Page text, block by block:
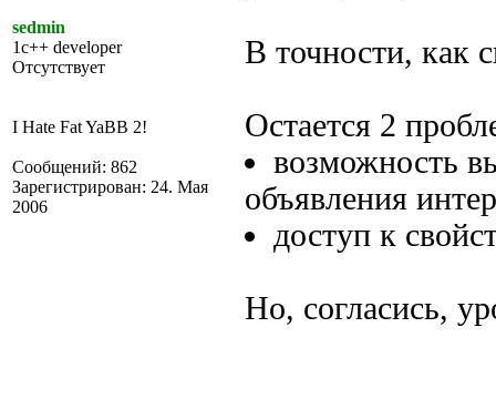
sedmin
1c++ developer
Отсутствует
I Hate Fat YaBB 2!
Сообщений: 862
Зарегистрирован: 24. Мая
2006
В точности, как
Остается 2
возможность
объявления
доступ к
Но, согласись,